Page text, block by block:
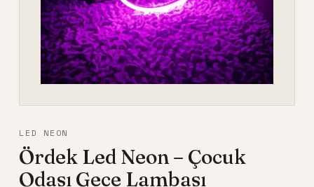
LED NEON
Ördek Led Neon – Çocuk
Odası Gece Lambası